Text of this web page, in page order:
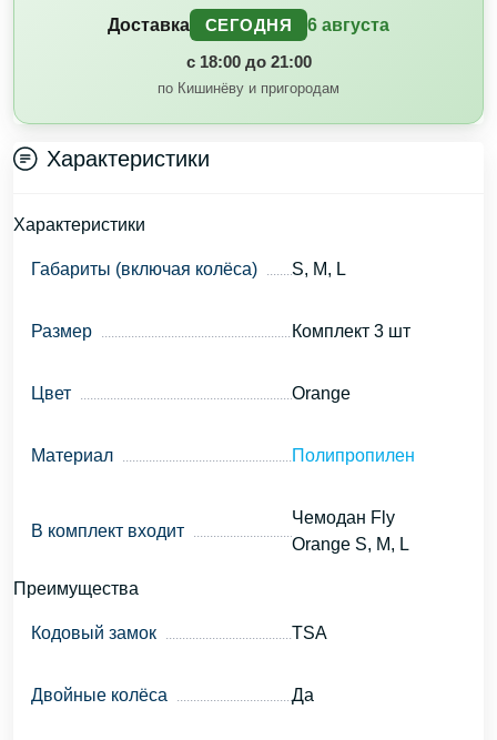
Доставка СЕГОДНЯ
6 августа
с 18:00 до 21:00
по Кишинёву и пригородам
Характеристики
Характеристики
Габариты (включая колёса) S, M, L
Размер Комплект 3 шт
Цвет Orange
Материал Полипропилен
В комплект входит
Чемодан Fly
Orange S, M, L
Преимущества
Кодовый замок TSA
Двойные колёса Да